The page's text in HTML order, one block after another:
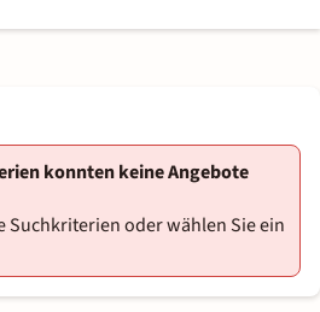
konnten keine Angebote
Suchkriterien oder wählen Sie ein